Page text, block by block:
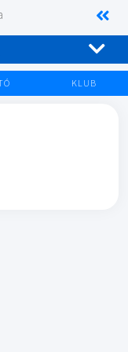
KLUB